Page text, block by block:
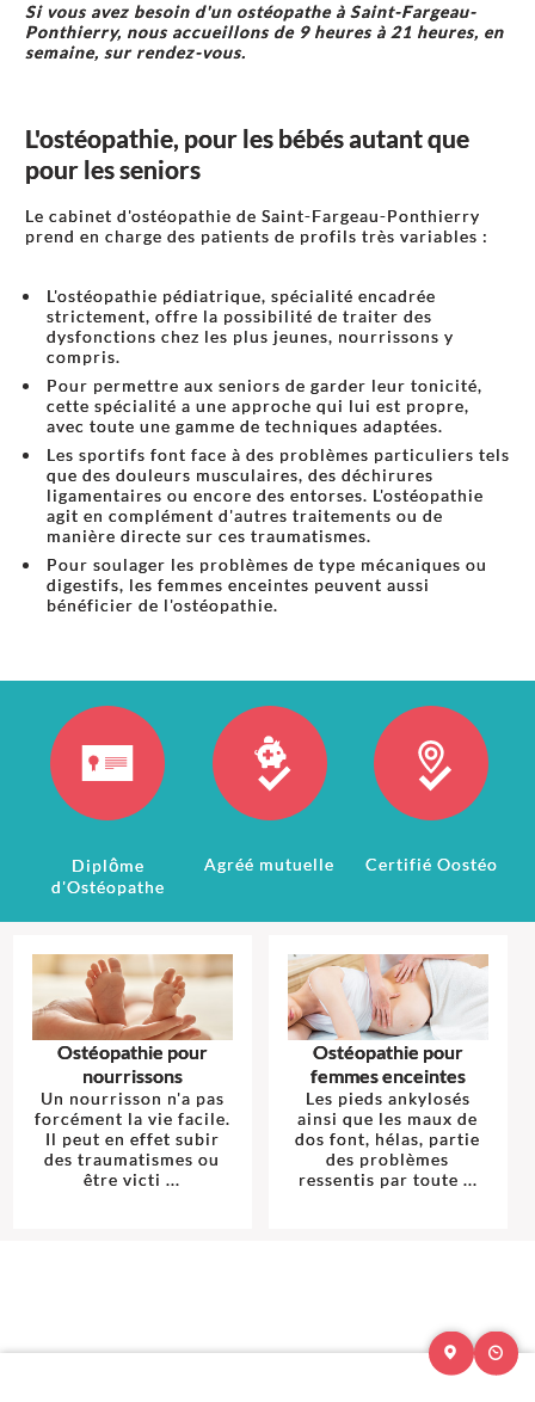
Si vous avez besoin d'un ostéopathe à Saint-Fargeau-
Ponthierry, nous accueillons de 9 heures à 21 heures, en
semaine, sur rendez-vous.
L'ostéopathie, pour les bébés autant que
pour les seniors
Le cabinet d'ostéopathie de Saint-Fargeau-Ponthierry
prend en charge des patients de profils très variables :
L'ostéopathie pédiatrique, spécialité encadrée
strictement, offre la possibilité de traiter des
dysfonctions chez les plus jeunes, nourrissons y
compris.
Pour permettre aux seniors de garder leur tonicité,
cette spécialité a une approche qui lui est propre,
avec toute une gamme de techniques adaptées.
Les sportifs font face à des problèmes particuliers tels
que des douleurs musculaires, des déchirures
ligamentaires ou encore des entorses. L'ostéopathie
agit en complément d'autres traitements ou de
manière directe sur ces traumatismes.
Pour soulager les problèmes de type mécaniques ou
digestifs, les femmes enceintes peuvent aussi
bénéficier de l'ostéopathie.
Diplôme
d'Ostéopathe
Agréé mutuelle Certifié Oostéo
Ostéopathie pour
nourrissons
Un nourrisson n'a pas
forcément la vie facile.
Il peut en effet subir
des traumatismes ou
être victi ...
Ostéopathie pour
femmes enceintes
Les pieds ankylosés
ainsi que les maux de
dos font, hélas, partie
des problèmes
ressentis par toute ...